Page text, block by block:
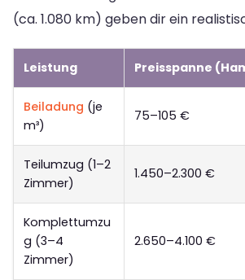
(ca. 1.080 km) geben dir ein
Leistung Preisspanne
Beiladung (je
m³)
75–105 €
Teilumzug (1–2
Zimmer)
1.450–2.300 €
Komplettumzu
g (3–4
Zimmer)
2.650–4.100 €